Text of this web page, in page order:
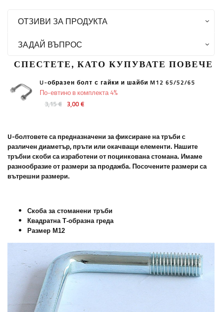
ОТЗИВИ ЗА ПРОДУКТА
ЗАДАЙ ВЪПРОС
СПЕСТЕТЕ, КАТО КУПУВАТЕ ПОВЕЧЕ
U-образен болт с гайки и шайби M12 65/52/65
3,15 € 3,00 €
По-евтино в комплекта 4%
U-болтовете са предназначени за фиксиране на тръби с
различен диаметър, пръти или окачващи елементи. Нашите
тръбни скоби са изработени от поцинкована стомана. Имаме
разнообразие от размери за продажба. Посочените размери са
вътрешни размери.
Скоба за стоманени тръби
Квадратна Т-образна греда
Размер М12